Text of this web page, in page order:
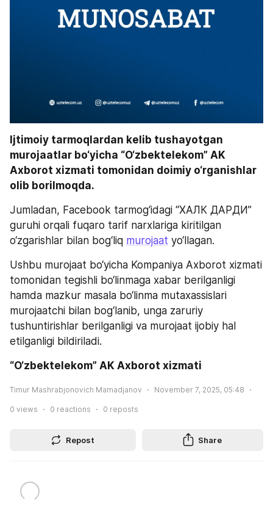
Ijtimoiy tarmoqlardan kelib tushayotgan
murojaatlar bo‘yicha “O‘zbektelekom” AK
Axborot xizmati tomonidan doimiy o‘rganishlar
olib borilmoqda.
Jumladan, Facebook tarmog‘idagi “ХАЛК ДАРДИ”
guruhi orqali fuqaro tarif narxlariga kiritilgan
o‘zgarishlar bilan bog‘liq murojaat yo‘llagan.
Ushbu murojaat bo‘yicha Kompaniya Axborot xizmati
tomonidan tegishli bo‘linmaga xabar berilganligi
hamda mazkur masala bo‘linma mutaxassislari
murojaatchi bilan bog‘lanib, unga zaruriy
tushuntirishlar berilganligi va murojaat ijobiy hal
etilganligi bildiriladi.
“O‘zbektelekom” AK Axborot xizmati
Timur Mashrabjonovich Mamadjanov November 7, 2025, 05:48
0 views 0 reactions 0 reposts
Repost Share